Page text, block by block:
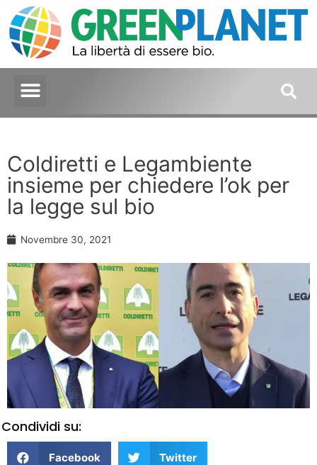
Coldiretti e Legambiente
insieme per chiedere l’ok per
la legge sul bio
Novembre 30, 2021
Condividi su:
Facebook Twitter